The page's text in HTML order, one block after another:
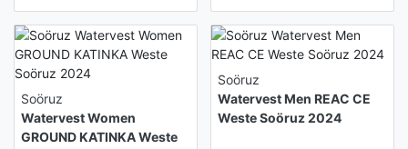
Soöruz
Watervest Women
GROUND KATINKA Weste
Soöruz
Watervest Men REAC CE
Weste Soöruz 2024